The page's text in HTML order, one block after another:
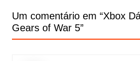
Um comentário em “Xbox
Gears of War 5”